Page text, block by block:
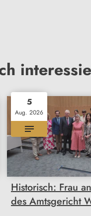
5
Aug. 2026
Historisch: Frau
des Amtsgericht